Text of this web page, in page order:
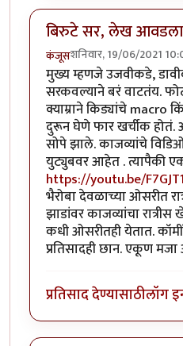
बिरुटे सर, लेख
कंजूसशनिवार, 19/06/2021
मुख्य म्हणजे उजवीकडे,
सरकवल्याने बरं वाटतंय.
क्याम्राने किड्यांचे macro
दुरून घेणे फार खर्चीक होतं.
सोपे झाले. काजव्यांचे
युट्युबवर आहेत . त्यापैकी
https://youtu.be/
भैरोबा देवळाच्या ओसरीत
झाडांवर काजव्यांचा
कधी ओसरीतही येतात.
प्रतिसादही छान. एकूण
प्रतिसाद देण्यासाठीलॉग